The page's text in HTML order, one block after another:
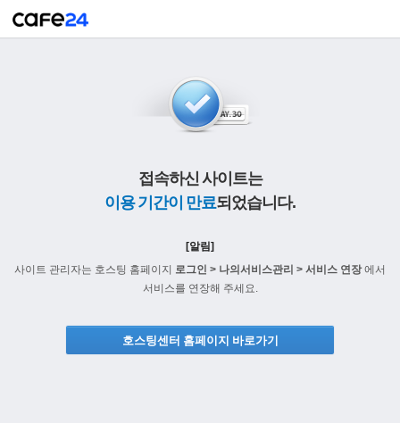
접속하신 사이트는
이용 기간이 만료되었습니다.
[알림]
사이트 관리자는 호스팅 홈페이지 로그인 > 나의서비스관리 > 서비스 연장에서
서비스를 연장해 주세요.
호스팅센터 홈페이지 바로가기